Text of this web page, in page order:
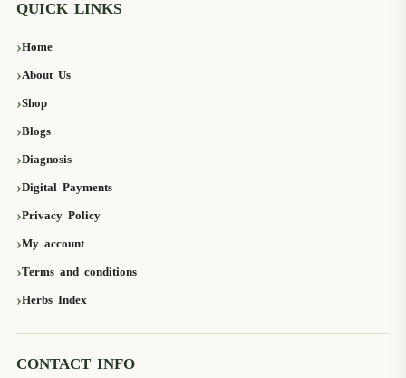
QUICK LINKS
Home
About Us
Shop
Blogs
Diagnosis
Digital Payments
Privacy Policy
My account
Terms and conditions
Herbs Index
CONTACT INFO